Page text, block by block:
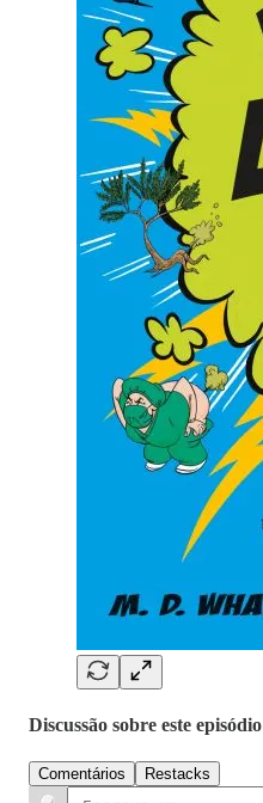
Discussão sobre este episódio
Comentários Restacks